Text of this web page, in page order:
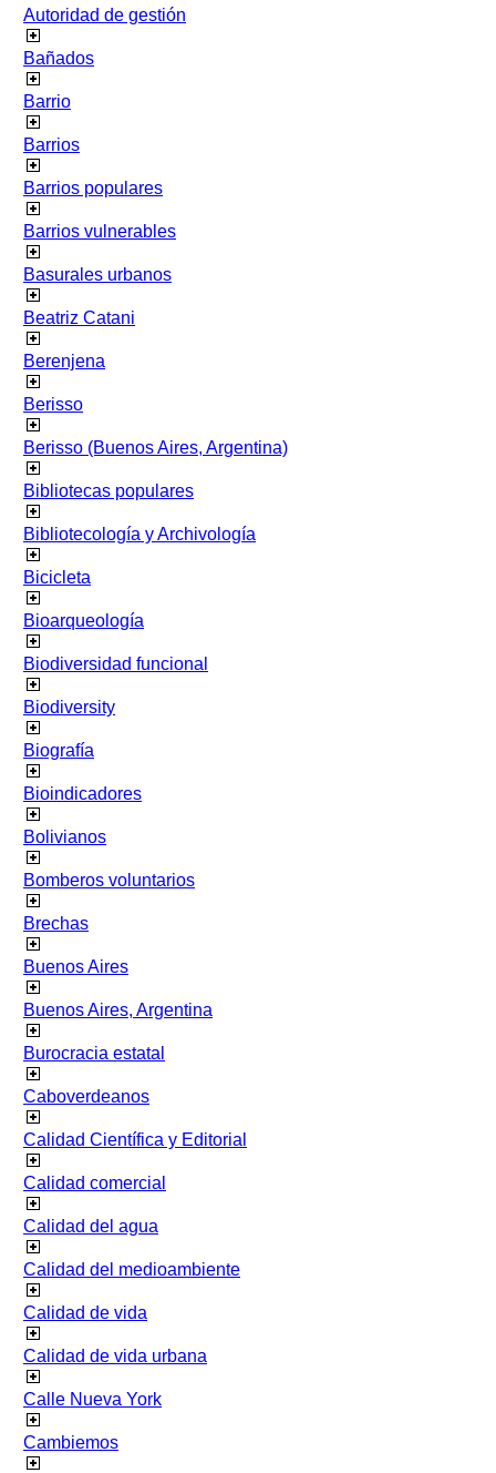
Autoridad de gestión
Bañados
Barrio
Barrios
Barrios populares
Barrios vulnerables
Basurales urbanos
Beatriz Catani
Berenjena
Berisso
Berisso (Buenos Aires, Argentina)
Bibliotecas populares
Bibliotecología y Archivología
Bicicleta
Bioarqueología
Biodiversidad funcional
Biodiversity
Biografía
Bioindicadores
Bolivianos
Bomberos voluntarios
Brechas
Buenos Aires
Buenos Aires, Argentina
Burocracia estatal
Caboverdeanos
Calidad Científica y Editorial
Calidad comercial
Calidad del agua
Calidad del medioambiente
Calidad de vida
Calidad de vida urbana
Calle Nueva York
Cambiemos